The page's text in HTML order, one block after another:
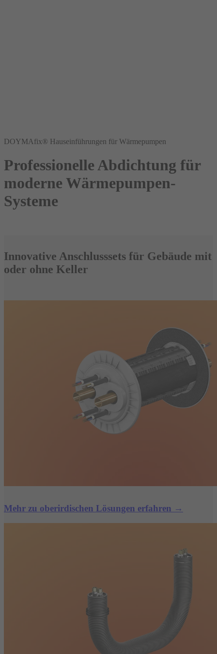
DOYMAfix® Hauseinführungen für Wärmepumpen
Professionelle Abdichtung für
moderne Wärmepumpen-
Systeme
Innovative Anschlusssets für Gebäude mit
oder ohne Keller
Mehr zu oberirdischen Lösungen erfahren →